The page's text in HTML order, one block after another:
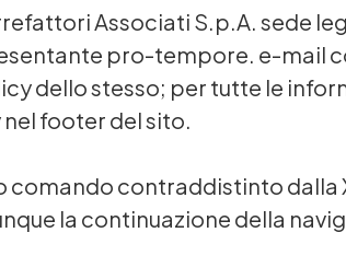
Associati S.p.A. sede
pro-tempore. e-mail
dello stesso; per tutte le
nel footer del sito.
comando contraddistinto dalla
la continuazione della